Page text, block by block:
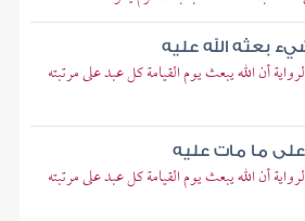
بعثه الله عليه
أن الله يبعث يوم القيامة كل عبد على مرتبته
ما مات عليه
أن الله يبعث يوم القيامة كل عبد على مرتبته